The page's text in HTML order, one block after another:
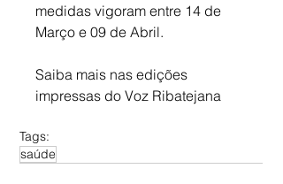
medidas vigoram entre 14 de
Março e 09 de Abril.
Saiba mais nas edições
impressas do Voz Ribatejana
Tags:
saúde